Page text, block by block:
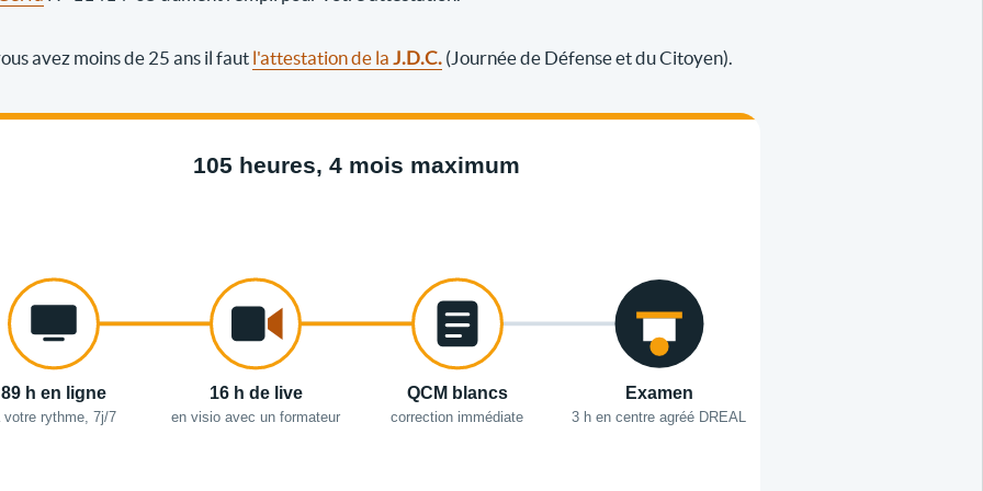
avez moins de 25 ans il faut l'attestation de la J.D.C. (Journée de Défense et du Citoyen).